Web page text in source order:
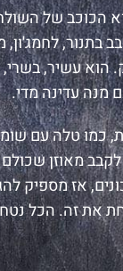
הכוכב של
בתנור, לחמג'ון,
הוא עשיר,
מנה עדינה מדי.
כמו טלה עם
מאוזן
אז מספיק
את זה. הכל